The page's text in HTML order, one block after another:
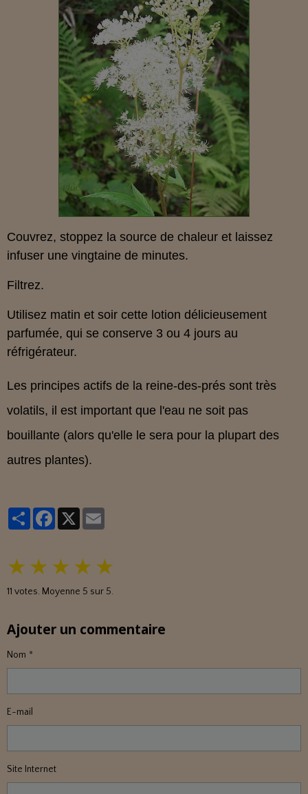
Couvrez, stoppez la source de chaleur et laissez
infuser une vingtaine de minutes.
Filtrez.
Utilisez matin et soir cette lotion délicieusement
parfumée, qui se conserve 3 ou 4 jours au
réfrigérateur.
Les principes actifs de la reine-des-prés sont très
volatils, il est important que l'eau ne soit pas
bouillante (alors qu'elle le sera pour la plupart des
autres plantes).
PartagerFacebook
★ ★ ★ ★ ★
11 votes. Moyenne 5 sur 5.
Ajouter un commentaire
Nom
E-mail
Site Internet